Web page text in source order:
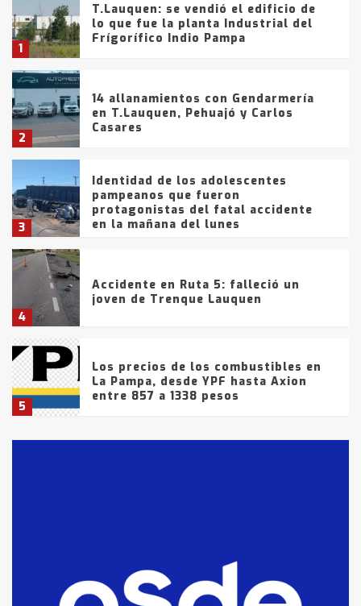
1
T.Lauquen: se vendió el edificio de
lo que fue la planta Industrial del
Frígorífico Indio Pampa
2
14 allanamientos con Gendarmería
en T.Lauquen, Pehuajó y Carlos
Casares
3
Identidad de los adolescentes
pampeanos que fueron
protagonistas del fatal accidente
en la mañana del lunes
4
Accidente en Ruta 5: falleció un
joven de Trenque Lauquen
5
Los precios de los combustibles en
La Pampa, desde YPF hasta Axion
entre 857 a 1338 pesos
fueron detenidos por
comercialización de drogas en la
tarde del sábado